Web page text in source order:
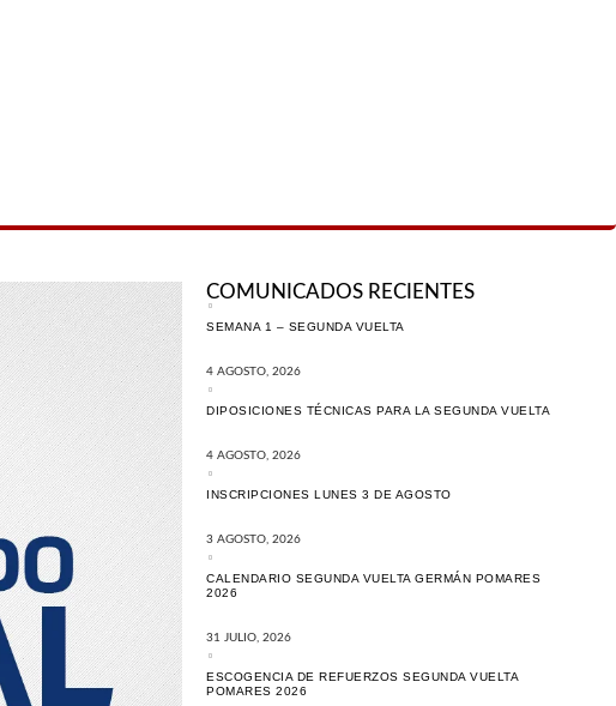
COMUNICADOS RECIENTES
SEMANA 1 – SEGUNDA VUELTA
4 AGOSTO, 2026
DIPOSICIONES TÉCNICAS PARA LA SEGUNDA VUELTA
4 AGOSTO, 2026
INSCRIPCIONES LUNES 3 DE AGOSTO
3 AGOSTO, 2026
CALENDARIO SEGUNDA VUELTA GERMÁN POMARES
2026
31 JULIO, 2026
ESCOGENCIA DE REFUERZOS SEGUNDA VUELTA
POMARES 2026